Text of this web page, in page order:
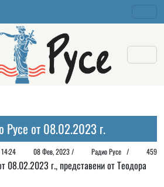
Русе от 08.02.2023 г.
14:24 08 Фев, 2023 / Радио Русе / 459
08.02.2023 г., представени от Теодора